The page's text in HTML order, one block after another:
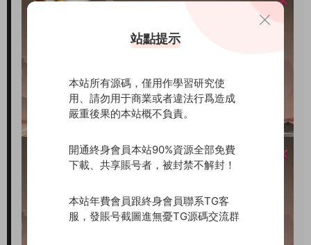
站點提示
本站所有源碼，僅用作學習研究使
用、請勿用于商業或者違法行爲造成
嚴重後果的本站概不負責。
開通終身會員本站90%資源全部免費
下載、共享賬号者，被封禁不解封！
本站年費會員跟終身會員聯系TG客
服，發賬号截圖進無憂TG源碼交流群